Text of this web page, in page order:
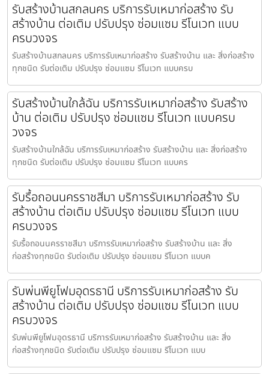
รับสร้างบ้านสกลนคร บริการรับเหมาก่อสร้าง รับ
สร้างบ้าน ต่อเติม ปรับปรุง ซ่อมแซม รีโนเวท แบบ
ครบวงจร
รับสร้างบ้านสกลนคร บริการรับเหมาก่อสร้าง รับสร้างบ้าน และ สิ่งก่อสร้าง
ทุกชนิด รับต่อเติม ปรับปรุง ซ่อมแซม รีโนเวท แบบครบ
รับสร้างบ้านใกล้ฉัน บริการรับเหมาก่อสร้าง รับสร้าง
บ้าน ต่อเติม ปรับปรุง ซ่อมแซม รีโนเวท แบบครบ
วงจร
รับสร้างบ้านใกล้ฉัน บริการรับเหมาก่อสร้าง รับสร้างบ้าน และ สิ่งก่อสร้าง
ทุกชนิด รับต่อเติม ปรับปรุง ซ่อมแซม รีโนเวท แบบคร
รับรื้อถอนนครราชสีมา บริการรับเหมาก่อสร้าง รับ
สร้างบ้าน ต่อเติม ปรับปรุง ซ่อมแซม รีโนเวท แบบ
ครบวงจร
รับรื้อถอนนครราชสีมา บริการรับเหมาก่อสร้าง รับสร้างบ้าน และ สิ่ง
ก่อสร้างทุกชนิด รับต่อเติม ปรับปรุง ซ่อมแซม รีโนเวท แบบค
รับพ่นพียูโฟมอุดรธานี บริการรับเหมาก่อสร้าง รับ
สร้างบ้าน ต่อเติม ปรับปรุง ซ่อมแซม รีโนเวท แบบ
ครบวงจร
รับพ่นพียูโฟมอุดรธานี บริการรับเหมาก่อสร้าง รับสร้างบ้าน และ สิ่ง
ก่อสร้างทุกชนิด รับต่อเติม ปรับปรุง ซ่อมแซม รีโนเวท แบบ